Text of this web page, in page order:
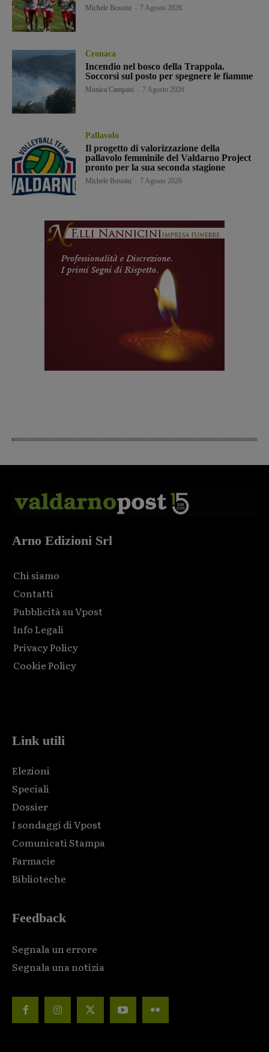
Michele Bossini 7 Agosto 2026
Cronaca
Incendio nel bosco della Trappola.
Soccorsi sul posto per spegnere le fiamme
Monica Campani 7 Agosto 2026
Pallavolo
Il progetto di valorizzazione della
pallavolo femminile del Valdarno Project
pronto per la sua seconda stagione
Michele Bossini 7 Agosto 2026
Arno Edizioni Srl
Chi siamo
Contatti
Pubblicità su Vpost
Info Legali
Privacy Policy
Cookie Policy
Link utili
Elezioni
Speciali
Dossier
I sondaggi di Vpost
Comunicati Stampa
Farmacie
Biblioteche
Feedback
Segnala un errore
Segnala una notizia